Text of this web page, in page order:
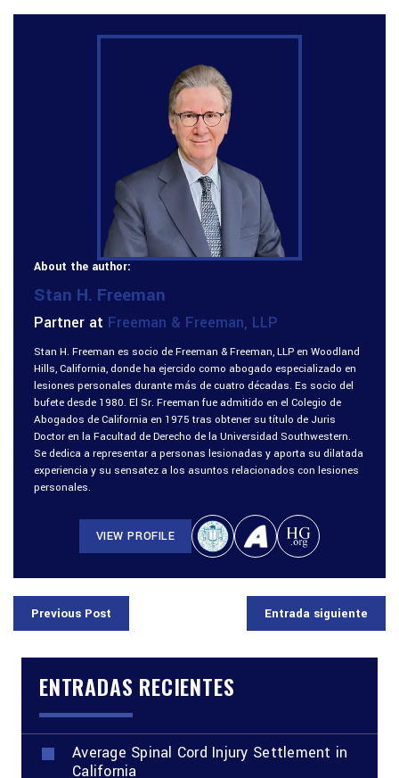
About the author:
Stan H. Freeman
Partner at Freeman & Freeman, LLP
Stan H. Freeman es socio de Freeman & Freeman, LLP en Woodland
Hills, California, donde ha ejercido como abogado especializado en
lesiones personales durante más de cuatro décadas. Es socio del
bufete desde 1980. El Sr. Freeman fue admitido en el Colegio de
Abogados de California en 1975 tras obtener su título de Juris
Doctor en la Facultad de Derecho de la Universidad Southwestern.
Se dedica a representar a personas lesionadas y aporta su dilatada
experiencia y su sensatez a los asuntos relacionados con lesiones
personales.
VIEW PROFILE
Previous Post Entrada siguiente
ENTRADAS RECIENTES
Average Spinal Cord Injury Settlement in
California